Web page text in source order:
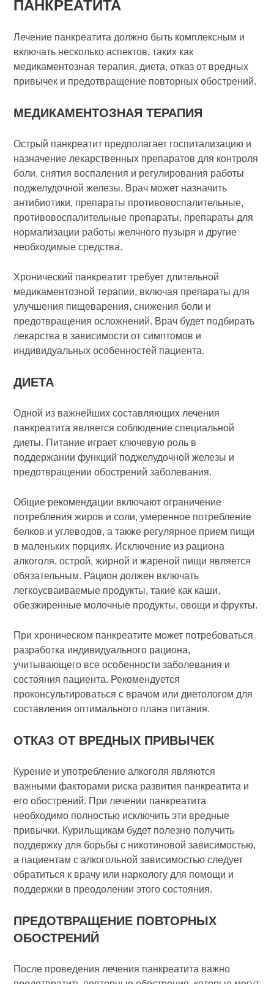
ПАНКРЕАТИТА
Лечение панкреатита должно быть комплексным и
включать несколько аспектов, таких как
медикаментозная терапия, диета, отказ от вредных
привычек и предотвращение повторных обострений.
МЕДИКАМЕНТОЗНАЯ ТЕРАПИЯ
Острый панкреатит предполагает госпитализацию и
назначение лекарственных препаратов для контроля
боли, снятия воспаления и регулирования работы
поджелудочной железы. Врач может назначить
антибиотики, препараты противовоспалительные,
противовоспалительные препараты, препараты для
нормализации работы желчного пузыря и другие
необходимые средства.
Хронический панкреатит требует длительной
медикаментозной терапии, включая препараты для
улучшения пищеварения, снижения боли и
предотвращения осложнений. Врач будет подбирать
лекарства в зависимости от симптомов и
индивидуальных особенностей пациента.
ДИЕТА
Одной из важнейших составляющих лечения
панкреатита является соблюдение специальной
диеты. Питание играет ключевую роль в
поддержании функций поджелудочной железы и
предотвращении обострений заболевания.
Общие рекомендации включают ограничение
потребления жиров и соли, умеренное потребление
белков и углеводов, а также регулярное прием пищи
в маленьких порциях. Исключение из рациона
алкоголя, острой, жирной и жареной пищи является
обязательным. Рацион должен включать
легкоусваиваемые продукты, такие как каши,
обезжиренные молочные продукты, овощи и фрукты.
При хроническом панкреатите может потребоваться
разработка индивидуального рациона,
учитывающего все особенности заболевания и
состояния пациента. Рекомендуется
проконсультироваться с врачом или диетологом для
составления оптимального плана питания.
ОТКАЗ ОТ ВРЕДНЫХ ПРИВЫЧЕК
Курение и употребление алкоголя являются
важными факторами риска развития панкреатита и
его обострений. При лечении панкреатита
необходимо полностью исключить эти вредные
привычки. Курильщикам будет полезно получить
поддержку для борьбы с никотиновой зависимостью,
а пациентам с алкогольной зависимостью следует
обратиться к врачу или наркологу для помощи и
поддержки в преодолении этого состояния.
ПРЕДОТВРАЩЕНИЕ ПОВТОРНЫХ
ОБОСТРЕНИЙ
После проведения лечения панкреатита важно